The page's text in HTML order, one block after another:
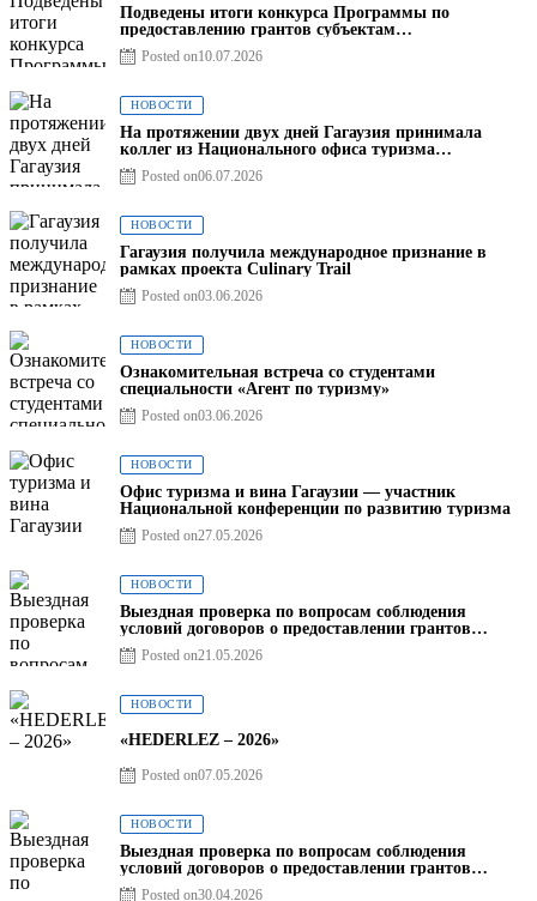
Подведены итоги конкурса Программы по
предоставлению грантов субъектам
предпринимательства – 2026
Posted on10.07.2026
НОВОСТИ
На протяжении двух дней Гагаузия принимала
коллег из Национального офиса туризма
Республики Молдова
Posted on06.07.2026
НОВОСТИ
Гагаузия получила международное признание в
рамках проекта Culinary Trail
Posted on03.06.2026
НОВОСТИ
Ознакомительная встреча со студентами
специальности «Агент по туризму»
Posted on03.06.2026
НОВОСТИ
Офис туризма и вина Гагаузии — участник
Национальной конференции по развитию туризма
Posted on27.05.2026
НОВОСТИ
Выездная проверка по вопросам соблюдения
условий договоров о предоставлении грантов
предприятия SRL Baurlukhouse
Posted on21.05.2026
НОВОСТИ
«HEDERLEZ – 2026»
Posted on07.05.2026
НОВОСТИ
Выездная проверка по вопросам соблюдения
условий договоров о предоставлении грантов
предприятия SRL Grand Nic Oil Company
Posted on30.04.2026